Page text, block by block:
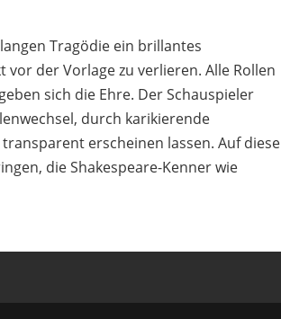
Tragödie ein brillantes
vor der Vorlage zu verlieren. Alle Rollen
sich die Ehre. Der Schauspieler
durch karikierende
erscheinen lassen. Auf diese
die Shakespeare-Kenner wie